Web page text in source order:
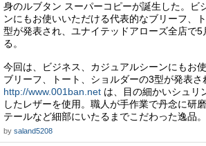
身のルブタン スーパーコピーが誕生した。ビ
ンにもお使いいただける代表的なブリーフ、
型が発表され、ユナイテッドアローズ全店で
る。
今回は、ビジネス、カジュアルシーンにもお
ブリーフ、トート、ショルダーの3型が発表さ
http://www.001ban.net は、目の細かいシュリ
したレザーを使用。職人が手作業で丹念に研
テールなど細部にいたるまでこだわった逸品。
by saland5208